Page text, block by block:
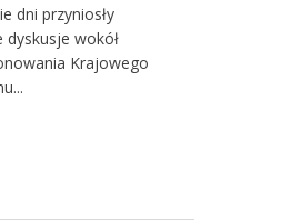
dni przyniosły
dyskusje wokół
Krajowego